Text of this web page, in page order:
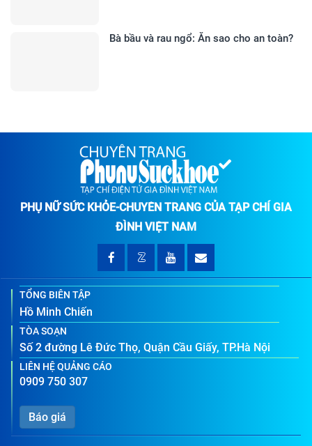
Bà bầu và rau ngổ: Ăn sao cho an toàn?
PHỤ NỮ SỨC KHỎE-CHUYÊN TRANG CỦA TẠP CHÍ GIA
ĐÌNH VIỆT NAM
TỔNG BIÊN TẬP
Hồ Minh Chiến
TÒA SOẠN
Số 2 đường Lê Đức Thọ, Quận Cầu Giấy, TP.Hà Nội
LIÊN HỆ QUẢNG CÁO
0909 750 307
Báo giá